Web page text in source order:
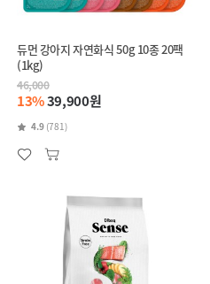
듀먼 강아지 자연화식 50g 10종 20팩
(1kg)
46,000
13%39,900원
4.9 (781)